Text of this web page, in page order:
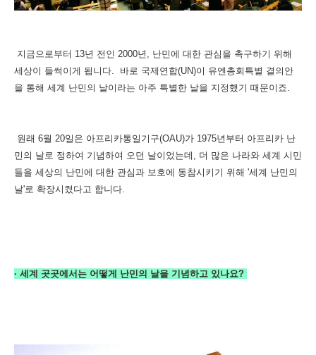
지금으로부터 13년 전인 2000년, 난민에 대한 관심을 촉구하기 위해
세상이 들썩이게 됩니다.
바로 국제연합(UN)이 유엔총회특별 결의안
을 통해 세계 난민의 날이라는 아주 특별한 날을 지정했기 때문이죠.
원래 6월 20일은 아프리카통일기구(OAU)가 1975년부터 아프리카 난
민의 날로 정하여 기념하여 오던 날이었는데, 더 많은 나라와 세계 시민
들을 세상의 난민에 대한 관심과 보호에 동참시키기 위해 '세계 난민의
날'로 확장시켰다고 합니다.
· 세계 곳곳에서는 어떻게 난민의 날을 기념하고 있나요?